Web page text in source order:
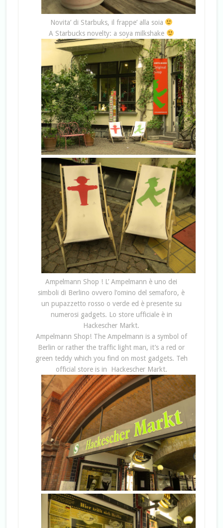
Novita’ di Starbuks, il frappe’ alla soia
A Starbucks novelty: a soya milkshake
Ampelmann Shop ! L’ Ampelmann è uno dei
simboli di Berlino ovvero l’omino del semaforo, è
un pupazzetto rosso o verde ed è presente su
numerosi gadgets. Lo store ufficiale è in
Hackescher Markt.
Ampelmann Shop! The Ampelmann is a symbol of
Berlin or rather the traffic light man, it’s a red or
green teddy which you find on most gadgets. Teh
official store is in Hackescher Markt.